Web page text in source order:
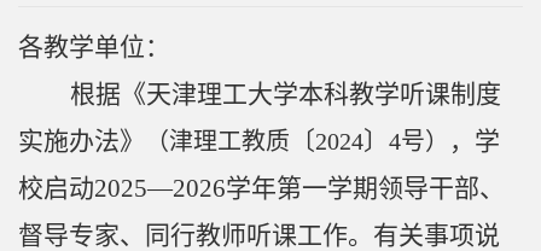
制
监
控
与
各教学单位：
根据《天津理工大学本科教学听课制度
实施办法》 （津理工教质 〔2024〕 4号）
，学
校启动2025—2026学年第一学期领导干部、
督导专家、
同行教师听课工作。有关事项说